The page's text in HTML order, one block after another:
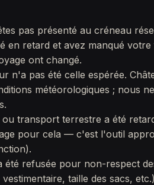
pas présenté au créneau
en retard et avez manqué
ont changé.
n'a pas été celle espérée.
météorologiques ; nous
transport terrestre a été
pour cela — c'est l'outil
été refusée pour non-respect
taille des sacs,